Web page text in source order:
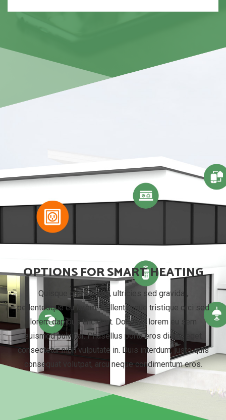
OPTIONS FOR SMART HEATING
Quisque quam ligula, ultricies sed gravida ,
pellentesque eu lorem. Pellentesque tristique orci sed
lorem dapibus tincidunt. Donec in lorem eu sem
euismod pulvinar. Phasellus porta eros diam , eget
consectetur nibh vulputate in. Duis interdum, justo quis
consequat volutpat, arcu neque condimentum eros.